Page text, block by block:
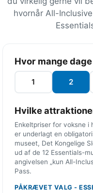
hvornår All-
Hvor mange
1 2
Hvilke
Enkeltpriser for voksne i
er underlagt en
museet, Det Kongelige
ud af de 12 Essentials-
angivelsen „kun All-
Pass.
PÅKRÆVET VALG -